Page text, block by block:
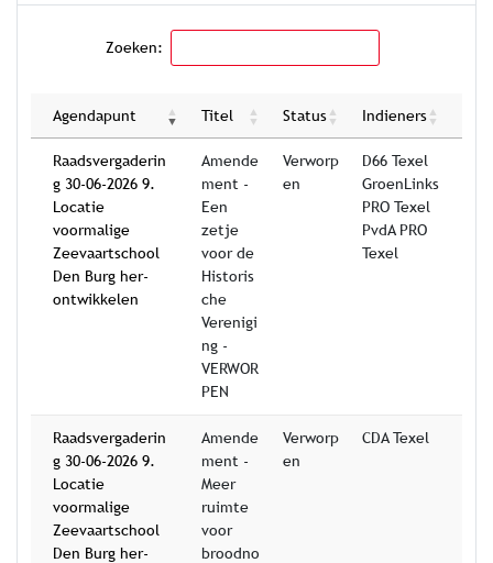
Zoeken:
Agendapunt Titel Status Indieners
Raadsvergaderin
g 30-06-2026 9.
Locatie
voormalige
Zeevaartschool
Den Burg her-
ontwikkelen
Amende
ment -
Een
zetje
voor de
Historis
che
Verenigi
ng -
VERWOR
PEN
Verworp
en
D66 Texel
GroenLinks
PRO Texel
PvdA PRO
Texel
Raadsvergaderin
g 30-06-2026 9.
Locatie
voormalige
Zeevaartschool
Den Burg her-
Amende
ment -
Meer
ruimte
voor
broodno
Verworp
en
CDA Texel